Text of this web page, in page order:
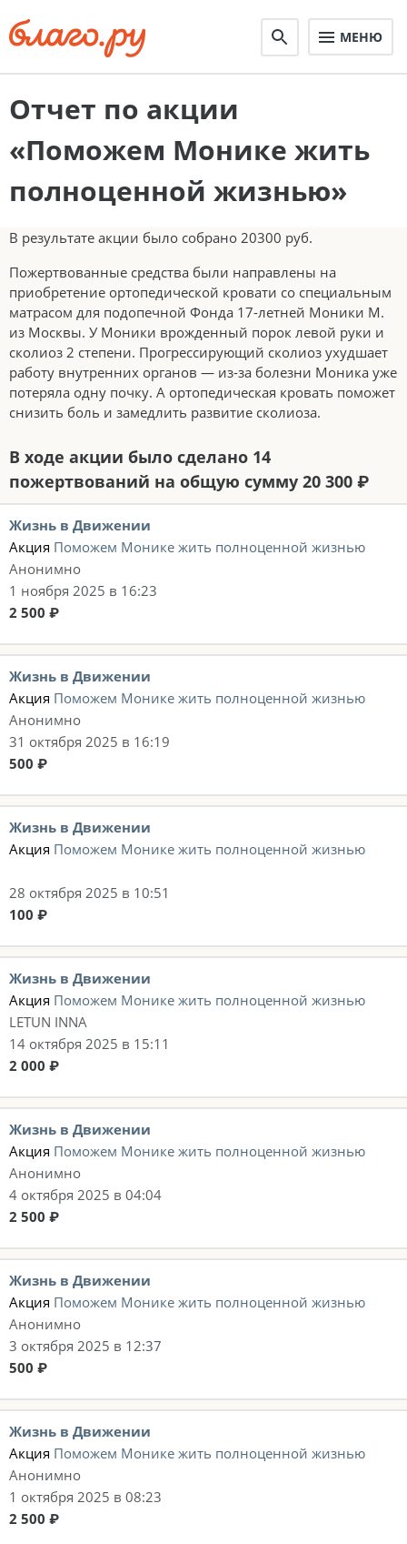
МЕНЮ
Отчет по акции
«Поможем Монике жить
полноценной жизнью»
В результате акции было собрано 20300 руб.
Пожертвованные средства были направлены на
приобретение ортопедической кровати со специальным
матрасом для подопечной Фонда 17-летней Моники М.
из Москвы. У Моники врожденный порок левой руки и
сколиоз 2 степени. Прогрессирующий сколиоз ухудшает
работу внутренних органов — из-за болезни Моника уже
потеряла одну почку. А ортопедическая кровать поможет
снизить боль и замедлить развитие сколиоза.
В ходе акции было сделано 14
пожертвований на общую сумму 20 300 ₽
Жизнь в Движении
Акция Поможем Монике жить полноценной жизнью
Анонимно
1 ноября 2025 в 16:23
2 500 ₽
Жизнь в Движении
Акция Поможем Монике жить полноценной жизнью
Анонимно
31 октября 2025 в 16:19
500 ₽
Жизнь в Движении
Акция Поможем Монике жить полноценной жизнью
28 октября 2025 в 10:51
100 ₽
Жизнь в Движении
Акция Поможем Монике жить полноценной жизнью
LETUN INNA
14 октября 2025 в 15:11
2 000 ₽
Жизнь в Движении
Акция Поможем Монике жить полноценной жизнью
Анонимно
4 октября 2025 в 04:04
2 500 ₽
Жизнь в Движении
Акция Поможем Монике жить полноценной жизнью
Анонимно
3 октября 2025 в 12:37
500 ₽
Жизнь в Движении
Акция Поможем Монике жить полноценной жизнью
Анонимно
1 октября 2025 в 08:23
2 500 ₽